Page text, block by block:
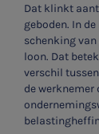
Dat klinkt
geboden. In
schenking
loon. Dat
verschil
de